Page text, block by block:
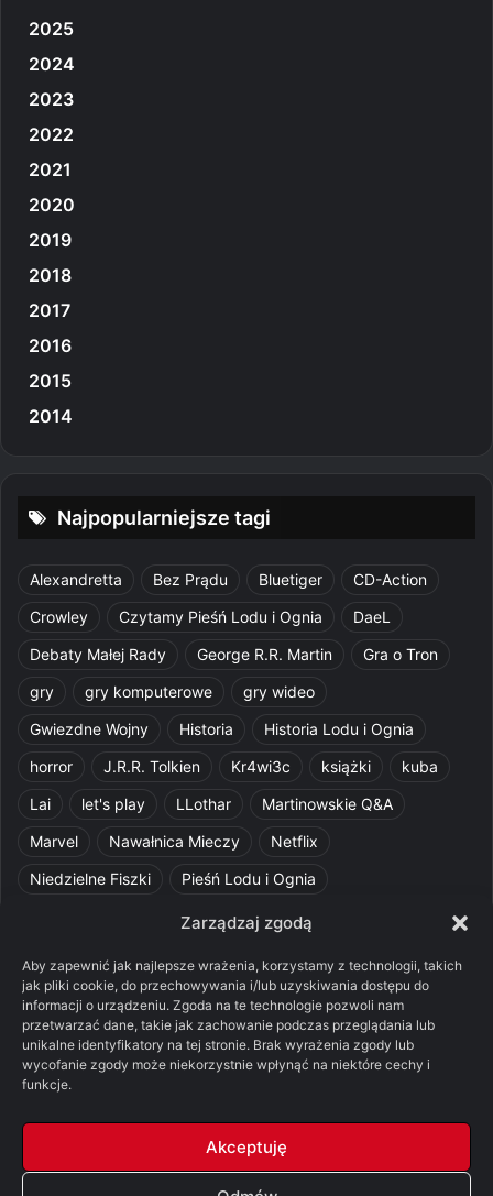
Zarządzaj zgodą
Aby zapewnić jak najlepsze wrażenia, korzystamy z technologii, takich
jak pliki cookie, do przechowywania i/lub uzyskiwania dostępu do
informacji o urządzeniu. Zgoda na te technologie pozwoli nam
przetwarzać dane, takie jak zachowanie podczas przeglądania lub
unikalne identyfikatory na tej stronie. Brak wyrażenia zgody lub
wycofanie zgody może niekorzystnie wpłynąć na niektóre cechy i
funkcje.
Akceptuję
2025
2024
2023
2022
2021
2020
2019
2018
2017
2016
2015
2014
Najpopularniejsze tagi
Alexandretta Bez Prądu Bluetiger
CD-Action
Crowley
Czytamy Pieśń Lodu i Ognia
DaeL
Debaty Małej Rady
George R.R. Martin
Gra o Tron
gry
gry komputerowe
gry wideo
Gwiezdne Wojny
Historia
Historia Lodu i Ognia
horror
J.R.R. Tolkien Kr4wi3c książki
kuba
Lai
let's play LLothar
Martinowskie Q&A
Marvel
Nawałnica Mieczy
Netflix
Niedzielne Fiszki
Pieśń Lodu i Ognia
Pquelim
Pytania do maesterów
recenzja książki
Ród Smoka Silmarillion
SithFrog
Starcie Królów
Star Wars
Szalone Teorie
Tolkienowskie Q&A
Voo
Wieści z Cytadeli